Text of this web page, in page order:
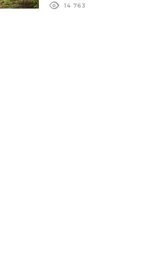
14 763